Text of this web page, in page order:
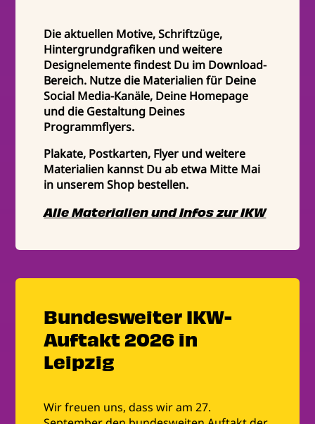
Die aktuellen Motive, Schriftzüge,
Hintergrundgrafiken und weitere
Designelemente findest Du im Download-
Bereich. Nutze die Materialien für Deine
Social Media-Kanäle, Deine Homepage
und die Gestaltung Deines
Programmflyers.
Plakate, Postkarten, Flyer und weitere
Materialien kannst Du ab etwa Mitte Mai
in unserem Shop bestellen.
Alle Materialien und Infos zur IKW
Bundesweiter IKW-
Auftakt 2026 in
Leipzig
Wir freuen uns, dass wir am 27.